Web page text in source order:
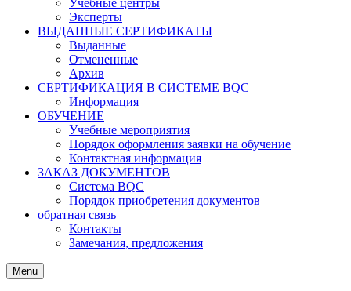
Учебные центры
Эксперты
ВЫДАННЫЕ СЕРТИФИКАТЫ
Выданные
Отмененные
Архив
СЕРТИФИКАЦИЯ В СИСТЕМЕ BQC
Информация
ОБУЧЕНИЕ
Учебные мероприятия
Порядок оформления заявки на обучение
Контактная информация
ЗАКАЗ ДОКУМЕНТОВ
Система BQC
Порядок приобретения документов
обратная связь
Контакты
Замечания, предложения
Menu